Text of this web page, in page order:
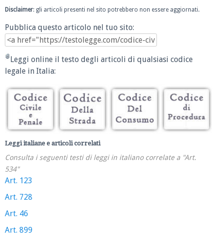
Disclaimer: gli articoli presenti nel sito potrebbero non essere aggiornati.
Pubblica questo articolo nel tuo sito:
Leggi online il testo degli articoli di qualsiasi codice
legale in Italia:
Leggi italiane e articoli correlati
Consulta i seguenti testi di leggi in italiano correlate a "Art.
534"
Art. 123
Art. 728
Art. 46
Art. 899